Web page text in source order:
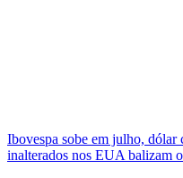
Ibovespa sobe em julho, dólar
inalterados nos EUA balizam